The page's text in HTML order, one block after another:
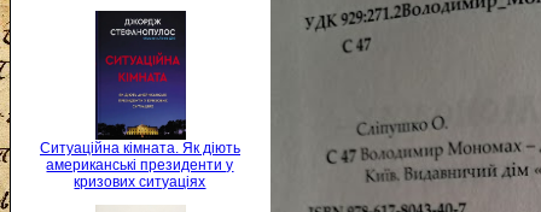
Ситуаційна кімната. Як діють
американські президенти у
кризових ситуаціях